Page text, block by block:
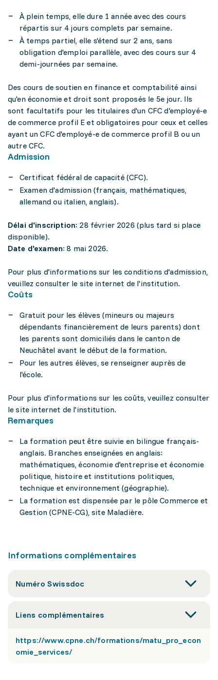
À plein temps, elle dure 1 année avec des cours
répartis sur 4 jours complets par semaine.
À temps partiel, elle s'étend sur 2 ans, sans
obligation d'emploi parallèle, avec des cours sur 4
demi-journées par semaine.
Des cours de soutien en finance et comptabilité ainsi
qu'en économie et droit sont proposés le 5e jour. Ils
sont facultatifs pour les titulaires d'un CFC d'employé-e
de commerce profil E et obligatoires pour ceux et celles
ayant un CFC d'employé-e de commerce profil B ou un
autre CFC.
Admission
Certificat fédéral de capacité (CFC).
Examen d'admission (français, mathématiques,
allemand ou italien, anglais).
Délai d'inscription: 28 février 2026 (plus tard si place
disponible).
Date d'examen: 8 mai 2026.
Pour plus d'informations sur les conditions d'admission,
veuillez consulter le site internet de l'institution.
Coûts
Gratuit pour les élèves (mineurs ou majeurs
dépendants financièrement de leurs parents) dont
les parents sont domiciliés dans le canton de
Neuchâtel avant le début de la formation.
Pour les autres élèves, se renseigner auprès de
l'école.
Pour plus d'informations sur les coûts, veuillez consulter
le site internet de l'institution.
Remarques
La formation peut être suivie en bilingue français-
anglais. Branches enseignées en anglais:
mathématiques, économie d'entreprise et économie
politique, histoire et institutions politiques,
technique et environnement (géographie).
La formation est dispensée par le pôle Commerce et
Gestion (CPNE-CG), site Maladière.
Informations complémentaires
Numéro Swissdoc
Liens complémentaires
https://www.cpne.ch/formations/matu_pro_econ
omie_services/